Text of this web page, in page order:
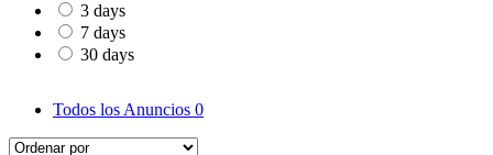
3 days
7 days
30 days
Todos los Anuncios 0